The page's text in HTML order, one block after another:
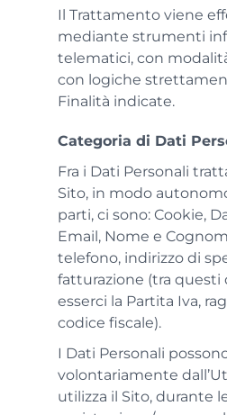
Il Trattamento viene
mediante strumenti
telematici, con
con logiche
Finalità indicate.
Categoria di Dati
Fra i Dati Personali
Sito, in modo
parti, ci sono: Cookie,
Email, Nome e
telefono, indirizzo di
fatturazione (tra
esserci la Partita Iva,
codice fiscale).
I Dati Personali
volontariamente
utilizza il Sito, durante